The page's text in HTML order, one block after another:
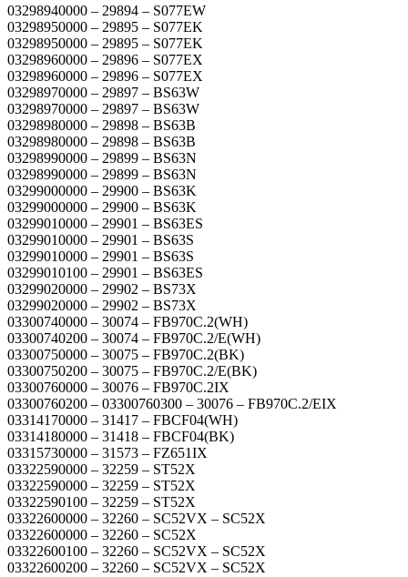
03298940000 – 29894 – S077EW
03298950000 – 29895 – S077EK
03298950000 – 29895 – S077EK
03298960000 – 29896 – S077EX
03298960000 – 29896 – S077EX
03298970000 – 29897 – BS63W
03298970000 – 29897 – BS63W
03298980000 – 29898 – BS63B
03298980000 – 29898 – BS63B
03298990000 – 29899 – BS63N
03298990000 – 29899 – BS63N
03299000000 – 29900 – BS63K
03299000000 – 29900 – BS63K
03299010000 – 29901 – BS63ES
03299010000 – 29901 – BS63S
03299010000 – 29901 – BS63S
03299010100 – 29901 – BS63ES
03299020000 – 29902 – BS73X
03299020000 – 29902 – BS73X
03300740000 – 30074 – FB970C.2(WH)
03300740200 – 30074 – FB970C.2/E(WH)
03300750000 – 30075 – FB970C.2(BK)
03300750200 – 30075 – FB970C.2/E(BK)
03300760000 – 30076 – FB970C.2IX
03300760200 – 03300760300 – 30076 – FB970C.2/EIX
03314170000 – 31417 – FBCF04(WH)
03314180000 – 31418 – FBCF04(BK)
03315730000 – 31573 – FZ651IX
03322590000 – 32259 – ST52X
03322590000 – 32259 – ST52X
03322590100 – 32259 – ST52X
03322600000 – 32260 – SC52VX – SC52X
03322600000 – 32260 – SC52X
03322600100 – 32260 – SC52VX – SC52X
03322600200 – 32260 – SC52VX – SC52X